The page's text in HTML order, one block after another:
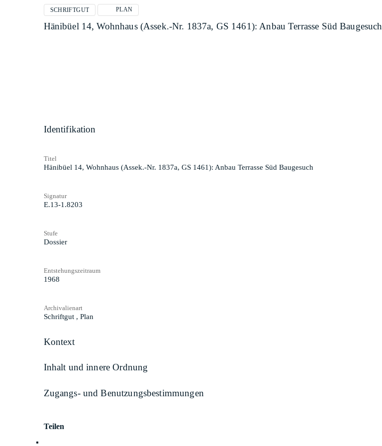
SCHRIFTGUT PLAN
Hänibüel 14, Wohnhaus (Assek.-Nr. 1837a, GS 1461): Anbau Terrasse Süd Baugesuch
Identifikation
Titel
Hänibüel 14, Wohnhaus (Assek.-Nr. 1837a, GS 1461): Anbau Terrasse Süd Baugesuch
Signatur
E.13-1.8203
Stufe
Dossier
Entstehungszeitraum
1968
Archivalienart
Schriftgut , Plan
Kontext
Inhalt und innere Ordnung
Zugangs- und Benutzungsbestimmungen
Teilen